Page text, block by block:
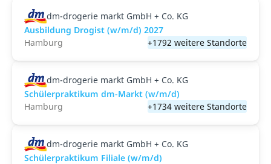
dm-drogerie markt GmbH + Co. KG
Ausbildung Drogist (w/m/d) 2027
Hamburg
+1792 weitere Standorte
dm-drogerie markt GmbH + Co. KG
Schülerpraktikum dm-Markt (w/m/d)
Hamburg
+1734 weitere Standorte
dm-drogerie markt GmbH + Co. KG
Schülerpraktikum Filiale (w/m/d)